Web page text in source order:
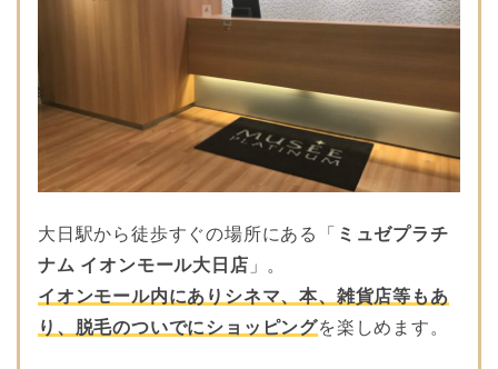
3
1-1-18 アティーナ
4 みずたに皮膚科
本通2-3-5 リバテ
ィービル坂井1F
5
美肌脱毛研究所 c
heri plus(シェリ
大阪府守口市大日
Ange(アンジュ)
ル201
大日駅から徒歩すぐの場所にある「 ミュゼプラチ
ナム イオンモール大日店 」。
イオンモール内にありシネマ、本、雑貨店等もあ
り、脱毛のついでにショッピングを楽しめます。